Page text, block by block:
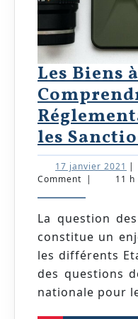
Les Biens
les
17 janvier 2021 17
Comment
11 h
La question des biens à double usage
constitue un
les différents
des questions
nationale pour